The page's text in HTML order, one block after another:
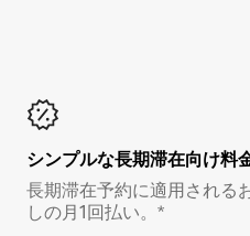
シンプルな長期滞在向け料
長期滞在予約に適用される
しの月1回払い。*